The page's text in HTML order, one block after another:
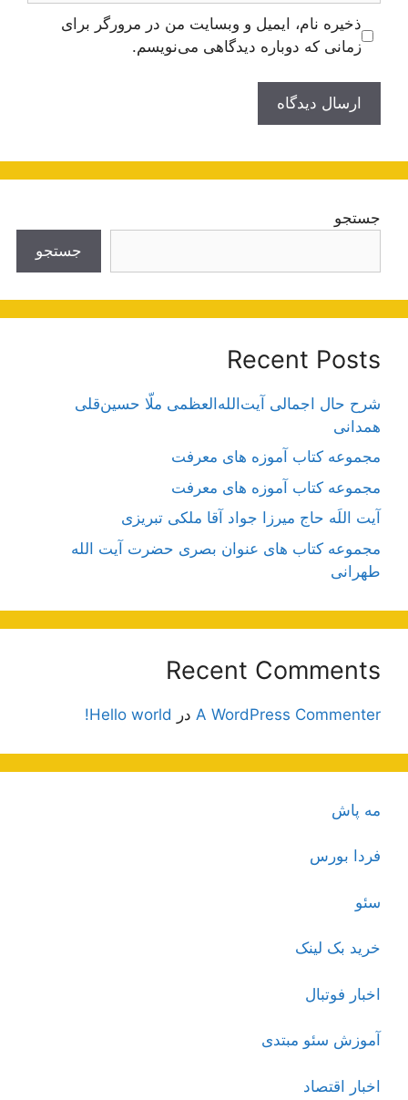
ذخیره نام، ایمیل و وبسایت من در مرورگر برای
زمانی که دوباره دیدگاهی می‌نویسم.
جستجو
جستجو
Recent Posts
شرح حال اجمالی آیت‌الله‌العظمی ملّا حسین‌قلی
همدانی
مجموعه کتاب آموزه های معرفت
مجموعه کتاب آموزه های معرفت
آیت اللَه حاج میرزا جواد آقا ملکی تبریزی
مجموعه کتاب های عنوان بصری حضرت آیت الله
طهرانی
Recent Comments
A WordPress Commenter در Hello world!
مه پاش
فردا بورس
سئو
خرید بک لینک
اخبار فوتبال
آموزش سئو مبتدی
اخبار اقتصاد